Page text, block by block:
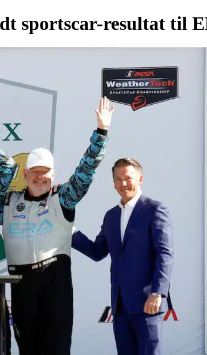
sportscar-resultat til